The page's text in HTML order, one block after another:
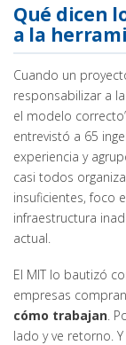
Qué dicen
a la
Cuando un
responsabilizar a
el modelo
entrevistó a 65
experiencia y
casi todos
insuficientes, foco
infraestructura
actual.
El MIT lo bautizó
empresas
cómo trabajan.
lado y ve retorno.